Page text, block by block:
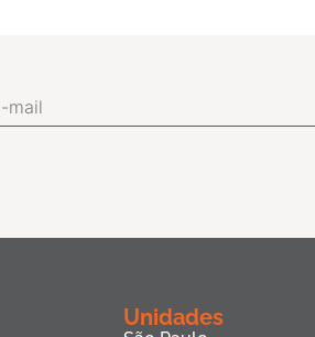
Unidades